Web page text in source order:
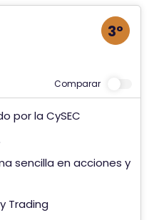
3º
Comparar
por la CySEC
sencilla en acciones y
Trading